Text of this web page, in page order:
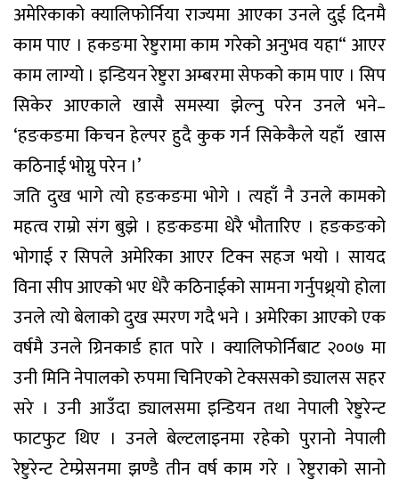
अमेरिकाको क्यालिफोर्निया राज्यमा आएका उनले दुई दिनमै
काम पाए । हकङमा रेष्टुरामा काम गरेको अनुभव यहा“ आएर
काम लाग्यो । इन्डियन रेष्टुरा अम्बरमा सेफको काम पाए । सिप
सिकेर आएकाले खासै समस्या झेल्नु परेन उनले भने–
‘हङकङमा किचन हेल्पर हुदै कुक गर्न सिकेकैले यहाँ खास
कठिनाई भोग्नु परेन ।’
जति दुख भागे त्यो हङकङमा भोगे । त्यहाँ नै उनले कामको
महत्व राम्रो संग बुझे । हङकङमा धेरै भौतारिए । हङकङको
भोगाई र सिपले अमेरिका आएर टिक्न सहज भयो । सायद
विना सीप आएको भए धेरै कठिनाईको सामना गर्नुपथ्र्यो होला
उनले त्यो बेलाको दुख स्मरण गदै भने । अमेरिका आएको एक
वर्षमै उनले ग्रिनकार्ड हात पारे । क्यालिफोर्निबाट २००७ मा
उनी मिनि नेपालको रुपमा चिनिएको टेक्ससको ड्यालस सहर
सरे । उनी आउँदा ड्यालसमा इन्डियन तथा नेपाली रेष्टुरेन्ट
फाटफुट थिए । उनले बेल्टलाइनमा रहेको पुरानो नेपाली
रेष्टुरेन्ट टेम्प्रेसनमा झण्डै तीन वर्ष काम गरे । रेष्टुराको सानो